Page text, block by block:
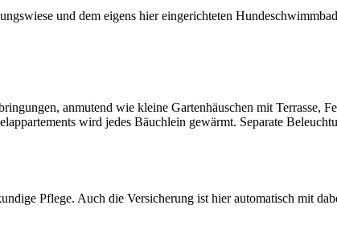
und dem eigens hier eingerichteten
anmutend wie kleine Gartenhäuschen mit Terrasse,
wird jedes Bäuchlein gewärmt. Separate
Pflege. Auch die Versicherung ist hier automatisch mit